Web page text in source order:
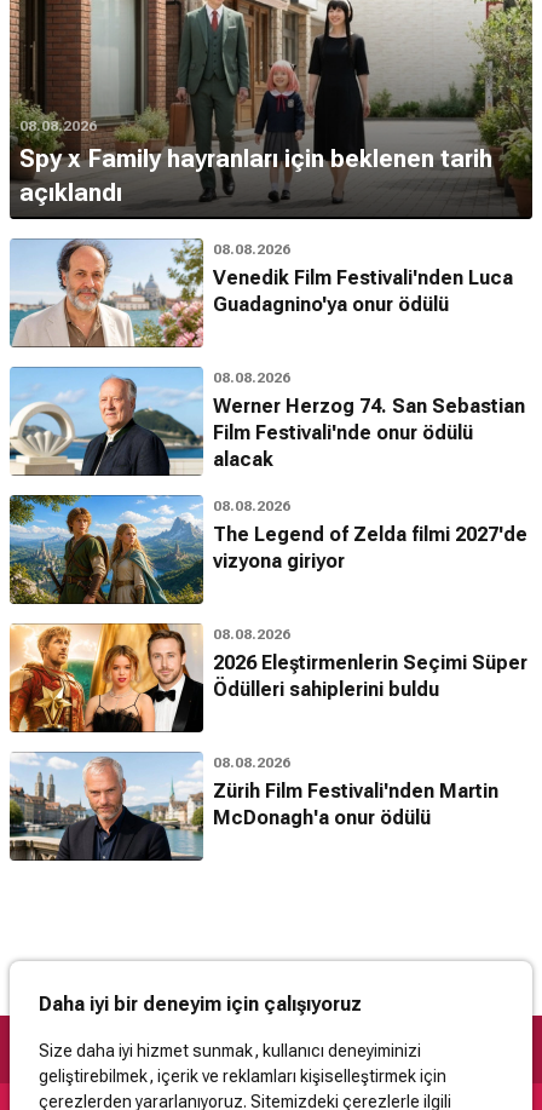
08.08.2026
Spy x Family hayranları için beklenen tarih
açıklandı
08.08.2026
Venedik Film Festivali'nden Luca
Guadagnino'ya onur ödülü
08.08.2026
Werner Herzog 74. San Sebastian
Film Festivali'nde onur ödülü
alacak
08.08.2026
The Legend of Zelda filmi 2027'de
vizyona giriyor
08.08.2026
2026 Eleştirmenlerin Seçimi Süper
Ödülleri sahiplerini buldu
08.08.2026
Zürih Film Festivali'nden Martin
McDonagh'a onur ödülü
Daha iyi bir deneyim için çalışıyoruz
Size daha iyi hizmet sunmak, kullanıcı deneyiminizi
geliştirebilmek, içerik ve reklamları kişiselleştirmek için
çerezlerden yararlanıyoruz. Sitemizdeki çerezlerle ilgili